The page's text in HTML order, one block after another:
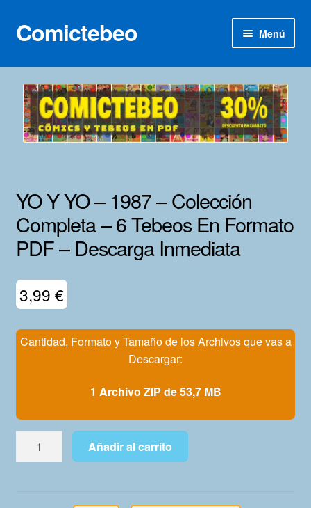
Ir
a
Ir
al
Comictebeo Menú
Inicio
Categorías
Franco-Belga
Lotes 100
Adultos
Porno 3D
YO Y YO – 1987 – Colección
Completa – 6 Tebeos En Formato
PDF – Descarga Inmediata
3,99 €
Cantidad, Formato y Tamaño de los Archivos que vas a
Descargar:
1 Archivo ZIP de 53,7 MB
Añadir al carrito